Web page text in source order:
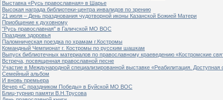
Выставка «Русь православная» в Шарье
Высокая награда библиотеки-центра инвалидов по зрению
21 июля – День празднования чудотворной иконы Казанской Божией Матери
Приобщение к духовному
"Русь православная" в Галичской МО ВОС
Праздник здоровья
Паломническая поездка по храмам г.Костромы
Командный Чемпионат г. Костромы по русским шашкам
Выпуск библиотечных материалов по православному краеведению «Костромские
Встреча, посвященная православной песне
Участие в Международной специализированной выставке «Реабилитация. Доступная
Семейный альбом
И вновь премьера
Вечер «С праздником Победы» в Буйской МО ВОС
Блиц-турнир памяти В.Н.Трусова